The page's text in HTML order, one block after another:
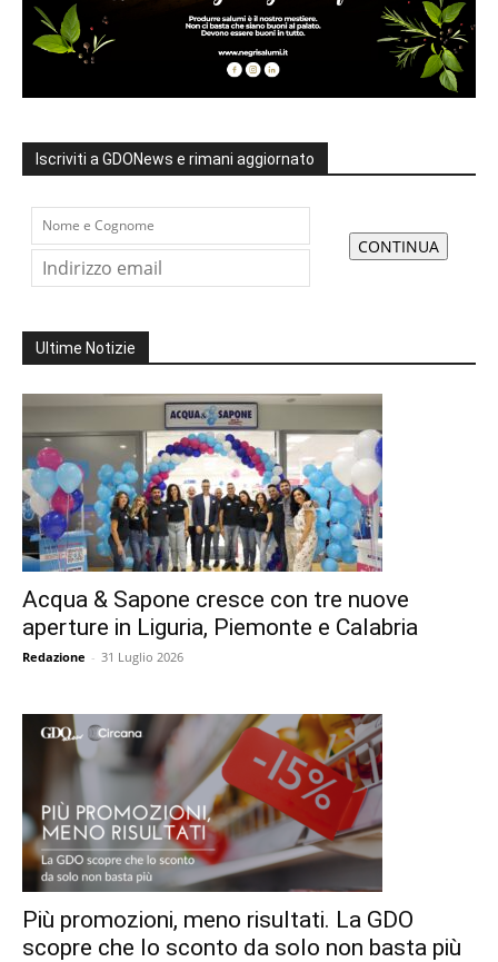
Iscriviti a GDONews e rimani aggiornato
Ultime Notizie
Acqua & Sapone cresce con tre nuove
aperture in Liguria, Piemonte e Calabria
Redazione - 31 Luglio 2026
Più promozioni, meno risultati. La GDO
scopre che lo sconto da solo non basta più